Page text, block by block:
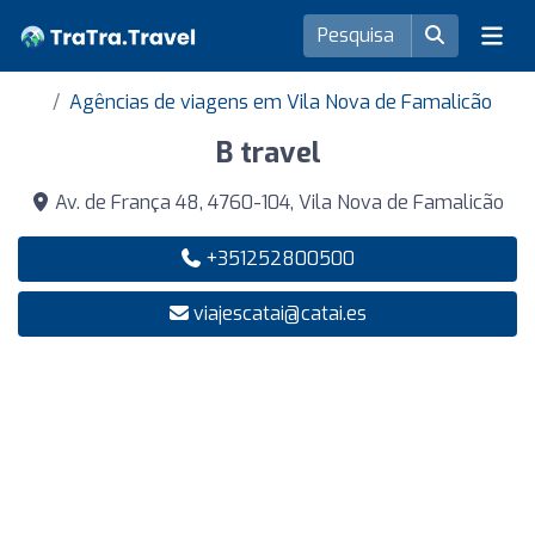
Agências de viagens em Vila Nova de Famalicão
B travel
Av. de França 48, 4760-104, Vila Nova de Famalicão
+351252800500
viajescatai@catai.es